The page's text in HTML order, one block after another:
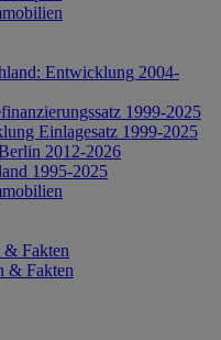
Entwicklung 2004-
1999-2025
Einlagesatz 1999-2025
2012-2026
1995-2025
& Fakten
& Fakten